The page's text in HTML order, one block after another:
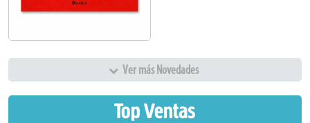
Ver más Novedades
Top Ventas